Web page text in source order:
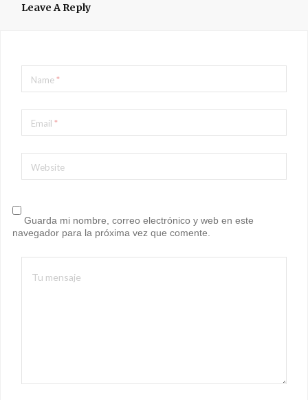
Leave A Reply
Name*
Email *
Website
Guarda mi nombre, correo electrónico y web en este
navegador para la próxima vez que comente.